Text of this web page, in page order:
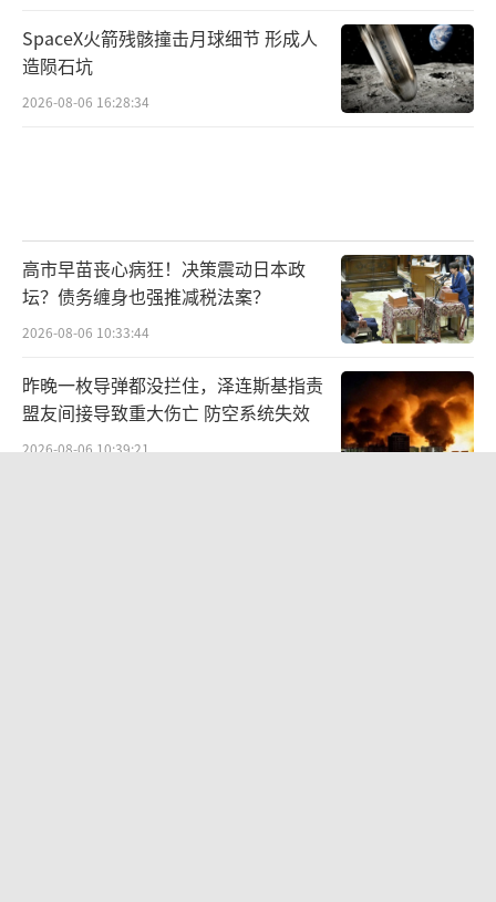
SpaceX火箭残骸撞击月球细节 形成人
造陨石坑
2026-08-06 16:28:34
高市早苗丧心病狂！决策震动日本政
坛？债务缠身也强推减税法案？
2026-08-06 10:33:44
昨晚一枚导弹都没拦住，泽连斯基指责
盟友间接导致重大伤亡 防空系统失效
2026-08-06 10:39:21